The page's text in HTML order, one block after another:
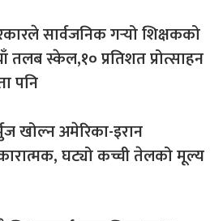
सार्वजनिक गर्‍यो शिक्षकको
तलब स्केल,१० प्रतिशत प्रोत्साहन
पनि
खोल्न अमेरिका-इरान
घट्यो कच्ची तेलको मूल्य